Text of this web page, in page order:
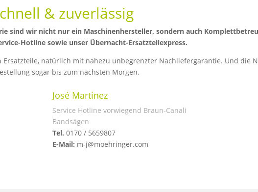
& zuverlässig
sind wir nicht nur ein Maschinenhersteller, sondern auch
Hotline sowie unser Übernacht-Ersatzteilexpress.
natürlich mit nahezu unbegrenzter Nachliefergarantie. Und die
sogar bis zum nächsten Morgen.
José Martinez
Service Hotline vorwiegend Braun-Canali
Bandsägen
Tel. 0170 / 5659807
E-Mail: m-j@moehringer.com